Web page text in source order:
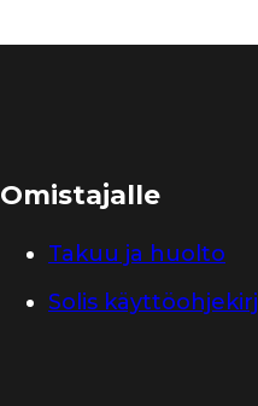
Omistajalle
Takuu ja huolto
Solis